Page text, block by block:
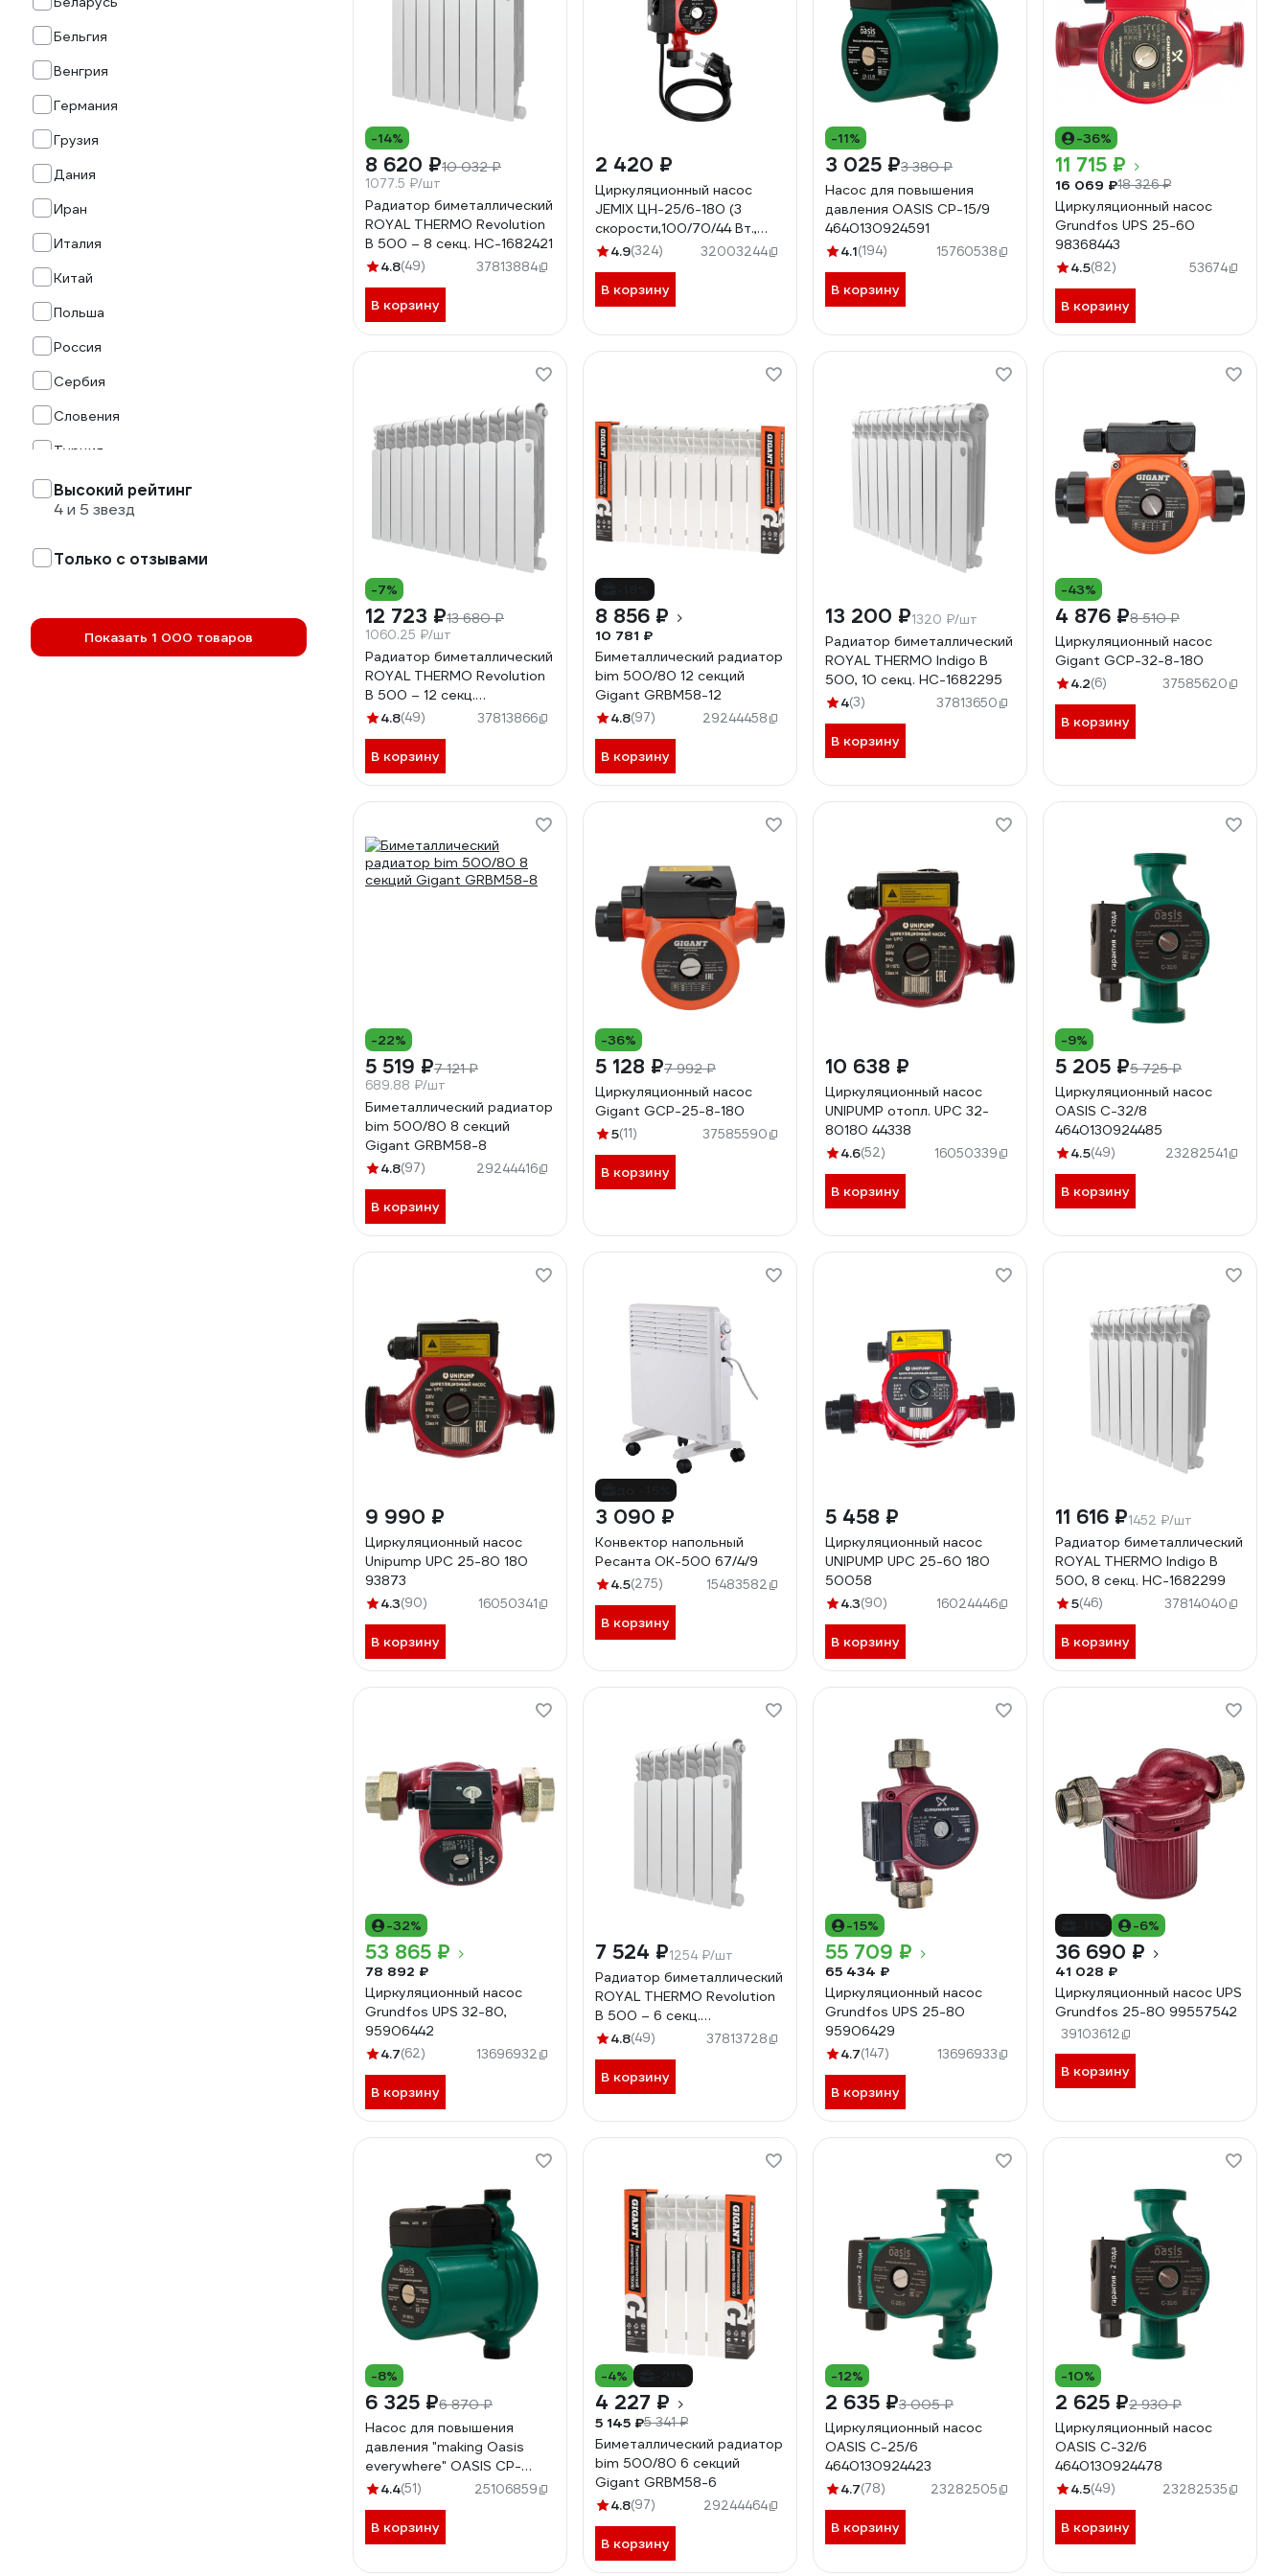
Бельгия
Венгрия
Германия
Грузия
Дания
Иран
Италия
Китай
Польша
Россия
Сербия
Словения
Турция
Франция
Чехия
Высокий рейтинг
4 и 5 звезд
Только с отзывами
Показать 1 000 товаров
-14%
8 620 ₽10 032 ₽
1077.5 ₽/шт
Радиатор биметаллический
ROYAL THERMO Revolution
B 500 – 8 секц. НС-1682421
4.8(49) 37813884
В корзину
2 420 ₽
Циркуляционный насос
JEMIX ЦН-25/6-180 (3
скорости,100/70/44 Вт.,
производ. 60/45/26 л/мин.)
4.9(324) 32003244
В корзину
-11%
3 025 ₽3 380 ₽
Насос для повышения
давления OASIS CP-15/9
4640130924591
4.1(194) 15760538
В корзину
-36%
11 715 ₽
16 069 ₽18 326 ₽
Циркуляционный насос
Grundfos UPS 25-60
98368443
4.5(82) 53674
В корзину
-7%
12 723 ₽13 680 ₽
1060.25 ₽/шт
Радиатор биметаллический
ROYAL THERMO Revolution
B 500 – 12 секц.
НС-1682418
4.8(49) 37813866
В корзину
8 856 ₽
10 781 ₽
Биметаллический радиатор
bim 500/80 12 секций
Gigant GRBM58-12
4.8(97) 29244458
В корзину
13 200 ₽1320 ₽/шт
Радиатор биметаллический
ROYAL THERMO Indigo B
500, 10 секц. НС-1682295
4(3) 37813650
В корзину
-43%
4 876 ₽8 510 ₽
Циркуляционный насос
Gigant GСP-32-8-180
4.2(6) 37585620
В корзину
-22%
5 519 ₽7 121 ₽
689.88 ₽/шт
Биметаллический радиатор
bim 500/80 8 секций
Gigant GRBM58-8
4.8(97) 29244416
В корзину
-36%
5 128 ₽7 992 ₽
Циркуляционный насос
Gigant GСP-25-8-180
5(11) 37585590
В корзину
10 638 ₽
Циркуляционный насос
UNIPUMP отопл. UPС 32-
80180 44338
4.6(52) 16050339
В корзину
-9%
5 205 ₽5 725 ₽
Циркуляционный насос
OASIS C-32/8
4640130924485
4.5(49) 23282541
В корзину
9 990 ₽
Циркуляционный насос
Unipump UPС 25-80 180
93873
4.3(90) 16050341
В корзину
3 090 ₽
Конвектор напольный
Ресанта ОК-500 67/4/9
4.5(275) 15483582
В корзину
5 458 ₽
Циркуляционный насос
UNIPUMP UPС 25-60 180
50058
4.3(90) 16024446
В корзину
11 616 ₽1452 ₽/шт
Радиатор биметаллический
ROYAL THERMO Indigo B
500, 8 секц. НС-1682299
5(46) 37814040
В корзину
-32%
53 865 ₽
78 892 ₽
Циркуляционный насос
Grundfos UPS 32-80,
95906442
4.7(62) 13696932
В корзину
7 524 ₽1254 ₽/шт
Радиатор биметаллический
ROYAL THERMO Revolution
B 500 – 6 секц.
НС-1682420
4.8(49) 37813728
В корзину
-15%
55 709 ₽
65 434 ₽
Циркуляционный насос
Grundfos UPS 25-80
95906429
4.7(147) 13696933
В корзину
-6%
36 690 ₽
41 028 ₽
Циркуляционный насос UPS
Grundfos 25-80 99557542
39103612
В корзину
-8%
6 325 ₽6 870 ₽
Насос для повышения
давления "making Оasis
everywhere" OASIS CP-
20/12
4.4(51) 25106859
В корзину
-4%
4 227 ₽
5 145 ₽5 341 ₽
Биметаллический радиатор
bim 500/80 6 секций
Gigant GRBM58-6
4.8(97) 29244464
В корзину
-12%
2 635 ₽3 005 ₽
Циркуляционный насос
OASIS C-25/6
4640130924423
4.7(78) 23282505
В корзину
-10%
2 625 ₽2 930 ₽
Циркуляционный насос
OASIS C-32/6
4640130924478
4.5(49) 23282535
В корзину